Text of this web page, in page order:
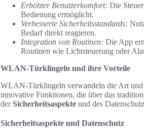
Erhöhter Benutzerkomfort: Die
Bedienung ermöglicht.
Verbesserte Sicherheitsstandards:
Bedarf direkt reagieren.
Integration von Routinen: Die App
Routinen wie Lichtsteuerung oder
WLAN-Türklingeln und ihre Vorteile
WLAN-Türklingeln verwandeln die Art und
innovative Funktionen, die über das
derSicherheitsaspekte und des
Sicherheitsaspekte und Datenschutz